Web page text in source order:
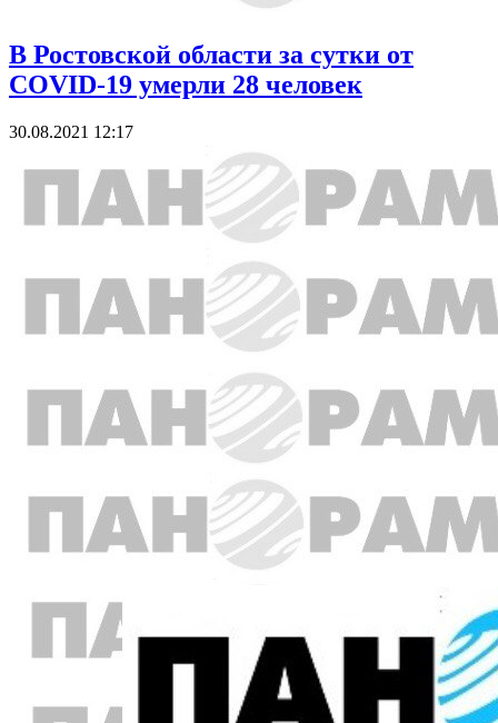
В Ростовской области за сутки от
COVID-19 умерли 28 человек
30.08.2021 12:17